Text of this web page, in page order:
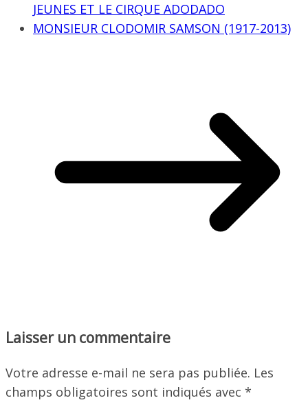
JEUNES ET LE CIRQUE ADODADO
MONSIEUR CLODOMIR SAMSON (1917-2013)
Laisser un commentaire
Votre adresse e-mail ne sera pas publiée. Les
champs obligatoires sont indiqués avec *